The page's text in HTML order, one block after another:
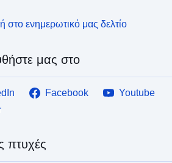
στο ενημερωτικό μας δελτίο
μας στο
Facebook
Youtube
πτυχές